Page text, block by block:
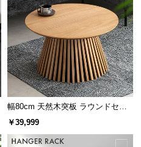
幅80cm 天然木突板 ラウンドセン
ターテーブル 美しい格子デザイン
￥39,999